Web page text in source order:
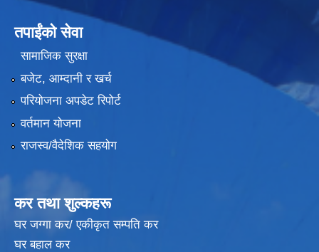
तपाईंको सेवा
सामाजिक सुरक्षा
बजेट, आम्दानी र खर्च
परियोजना अपडेट रिपोर्ट
वर्तमान योजना
राजस्व/वैदेशिक सहयोग
कर तथा शुल्कहरू
घर जग्गा कर/ एकीकृत सम्पति कर
घर बहाल कर